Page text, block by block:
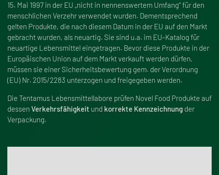
15. Mai 1997 in der EU „nicht in nennenswertem Umfang“ für den
menschlichen Verzehr verwendet wurden. Dementsprechend
gelten Produkte, die nach diesem Datum in der EU auf den Markt
gebracht wurden, als neuartig. Sie sind u.a. im EU-Katalog für
neuartige Lebensmittel eingetragen. Bevor diese Produkte in der
Europäischen Union auf dem Markt verkauft werden dürfen,
müssen sie einer Sicherheitsbewertung gem. der Verordnung
(EU) Nr. 2015/2283 unterzogen und freigegeben werden.
Die Tentamus Lebensmittellabore prüfen Novel Food Produkte auf
dessen Verkehrsfähigkeit und korrekte Kennzeichnung der
Verpackung.